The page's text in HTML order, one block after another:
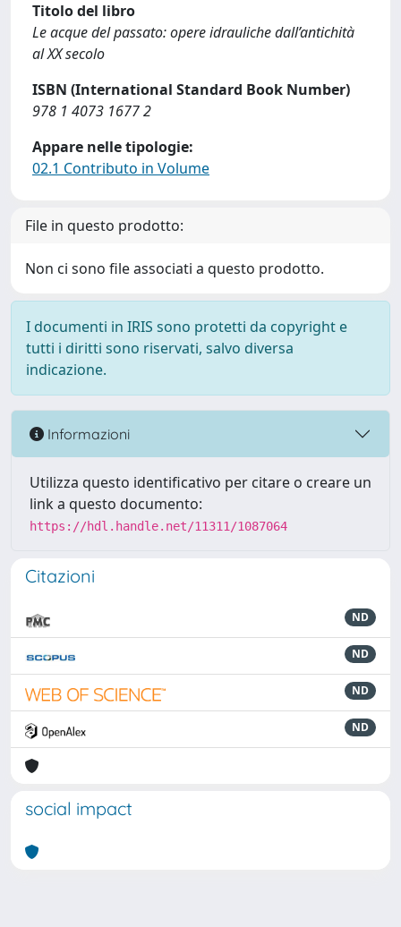
Titolo del libro
Le acque del passato: opere idrauliche dall’antichità
al XX secolo
ISBN (International Standard Book Number)
978 1 4073 1677 2
Appare nelle tipologie:
02.1 Contributo in Volume
File in questo prodotto:
Non ci sono file associati a questo prodotto.
I documenti in IRIS sono protetti da copyright e
tutti i diritti sono riservati, salvo diversa
indicazione.
Informazioni
Utilizza questo identificativo per citare o creare un
link a questo documento:
https://hdl.handle.net/11311/1087064
Citazioni
ND
ND
ND
ND
social impact